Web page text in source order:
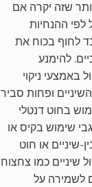
יותר שזה יקרה אם
לפי ההנחיות
לחוף בכוח את
להימנע
את הסיכון לפציעת חניכיים. 3. חלופות: שקול באמצעי ניקוי
ופחות סביר
בחוט דנטלי
שימוש בקיס או
שיניים או חוט
שיניים כמו צחצוח
לשמירה על